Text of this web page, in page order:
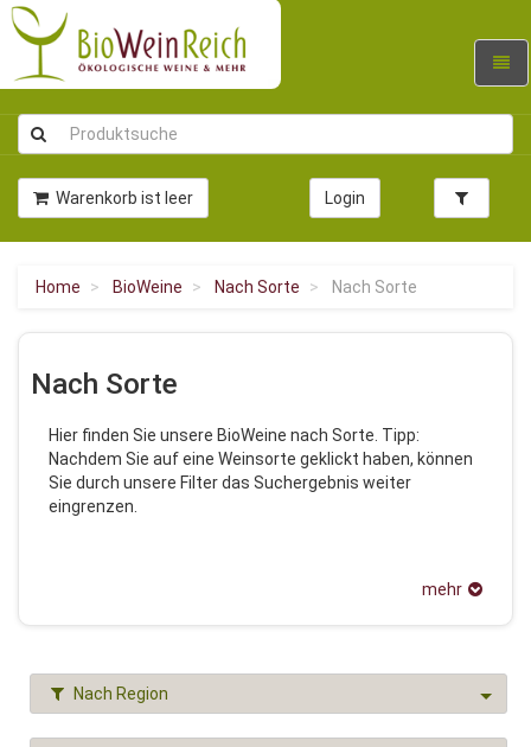
Warenkorb ist leer Login
Home BioWeine Nach Sorte Nach Sorte
Nach Sorte
Hier finden Sie unsere BioWeine nach Sorte. Tipp:
Nachdem Sie auf eine Weinsorte geklickt haben, können
Sie durch unsere Filter das Suchergebnis weiter
eingrenzen.
mehr
Nach Region